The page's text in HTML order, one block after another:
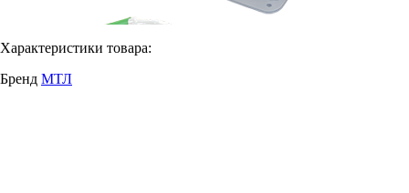
Характеристики товара:
Бренд МТЛ